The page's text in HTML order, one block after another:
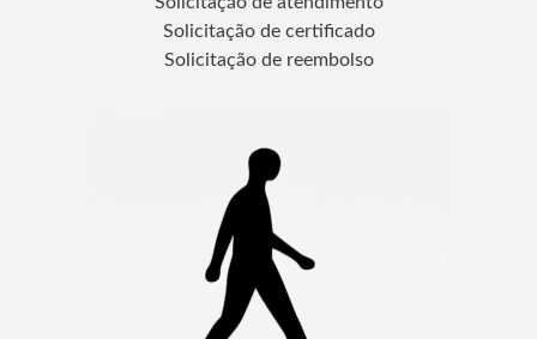
Solicitação de certificado
Solicitação de reembolso